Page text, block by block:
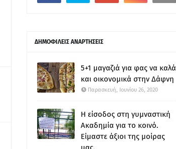
ΔΗΜΟΦΙΛΕΙΣ ΑΝΑΡΤΗΣΕΙΣ
5+1 μαγαζιά για φας να καλά
και οικονομικά στην Δάφνη
Παρασκευή, Ιουνίου 26, 2020
Η είσοδος στη γυμναστική
Ακαδημία για το κοινό.
Είμαστε άξιοι της μοίρας